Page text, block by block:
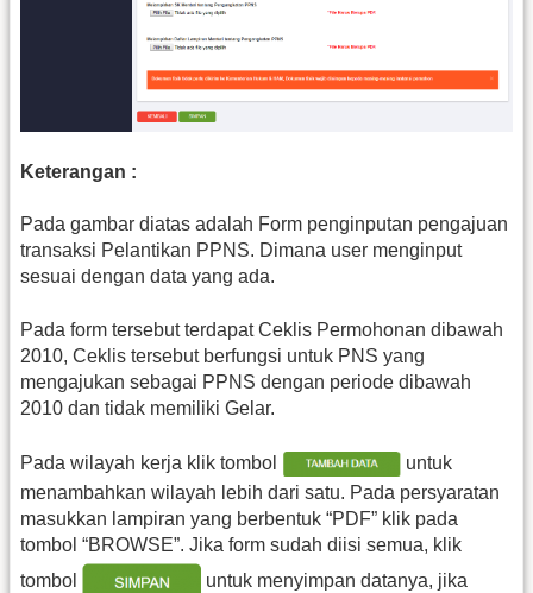
Keterangan :
Pada gambar diatas adalah Form penginputan pengajuan
transaksi Pelantikan PPNS. Dimana user menginput
sesuai dengan data yang ada.
Pada form tersebut terdapat Ceklis Permohonan dibawah
2010, Ceklis tersebut berfungsi untuk PNS yang
mengajukan sebagai PPNS dengan periode dibawah
2010 dan tidak memiliki Gelar.
Pada wilayah kerja klik tombol
untuk
menambahkan wilayah lebih dari satu. Pada persyaratan
masukkan lampiran yang berbentuk “PDF” klik pada
tombol “BROWSE”. Jika form sudah diisi semua, klik
tombol
untuk menyimpan datanya, jika